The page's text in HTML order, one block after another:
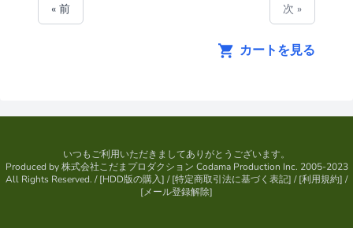
« 前 次 »
カートを見る
いつもご利用いただきましてありがとうございます。
Produced by株式会社こだまプロダクション Codama Production Inc. 2005-2023
All Rights Reserved. / [HDD版の購入] / [特定商取引法に基づく表記] / [利用規約] /
[メール登録解除]